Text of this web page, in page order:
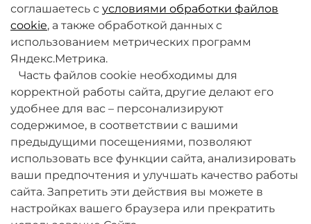
О компании
Товары и услуги
+7 (495) 789-38-95
09:00 - 18:00 (будни, по МСК)
соглашаетесь с условиями обработки файлов
cookie, а также обработкой данных с
использованием метрических программ
Яндекс.Метрика.
Часть файлов cookie необходимы для
корректной работы сайта, другие делают его
удобнее для вас – персонализируют
содержимое, в соответствии с вашими
предыдущими посещениями, позволяют
использовать все функции сайта, анализировать
ваши предпочтения и улучшать качество работы
сайта. Запретить эти действия вы можете в
настройках вашего браузера или прекратить